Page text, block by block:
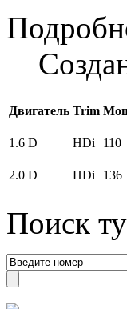
Двигатель Trim
1.6 D HDi 110
2.0 D HDi 136
Поиск